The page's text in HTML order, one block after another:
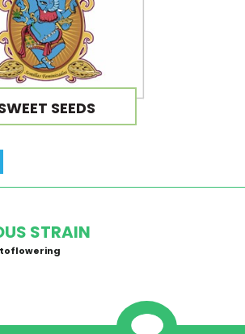
SEEDS
STRAIN